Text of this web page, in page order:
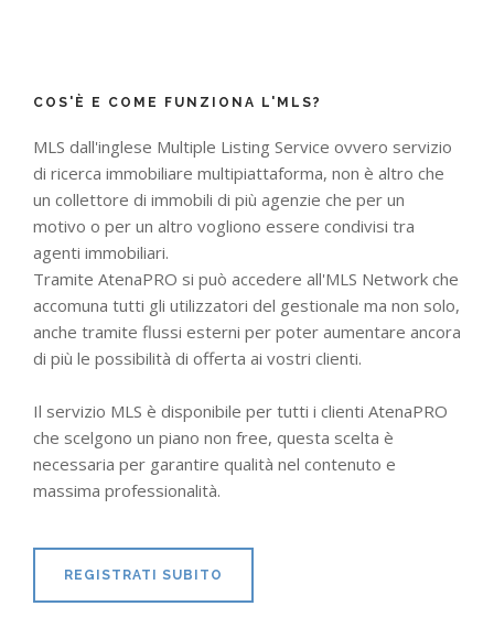
COS'È E COME FUNZIONA L'MLS?
MLS dall'inglese Multiple Listing Service ovvero servizio
di ricerca immobiliare multipiattaforma, non è altro che
un collettore di immobili di più agenzie che per un
motivo o per un altro vogliono essere condivisi tra
agenti immobiliari.
Tramite AtenaPRO si può accedere all'MLS Network che
accomuna tutti gli utilizzatori del gestionale ma non solo,
anche tramite flussi esterni per poter aumentare ancora
di più le possibilità di offerta ai vostri clienti.
Il servizio MLS è disponibile per tutti i clienti AtenaPRO
che scelgono un piano non free, questa scelta è
necessaria per garantire qualità nel contenuto e
massima professionalità.
REGISTRATI SUBITO